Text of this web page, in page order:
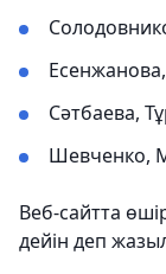
Сәтбаева,
Шевченко,
Веб-сайтта
дейін деп